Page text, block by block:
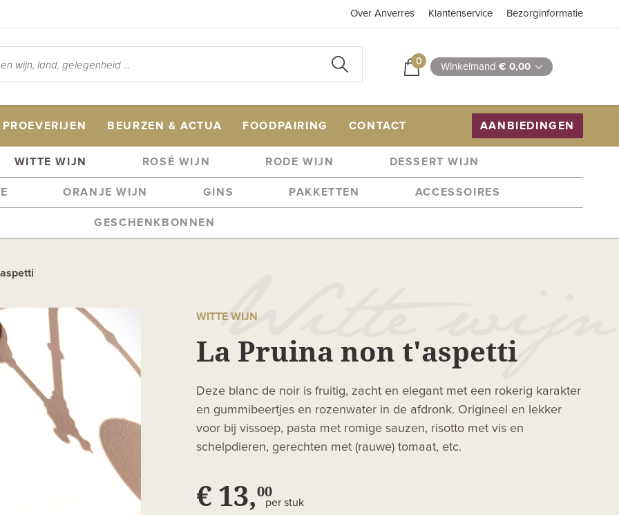
Over Anverres Klantenservice Bezorginformatie
0 Winkelmand € 0,00
PROEVERIJEN BEURZEN & ACTUA FOODPAIRING CONTACT AANBIEDINGEN
WITTE WIJN ROSÉ WIJN RODE WIJN DESSERT WIJN
ORANJE WIJN GINS PAKKETTEN ACCESSOIRES
GESCHENKBONNEN
WITTE WIJN
La Pruina non t'aspetti
Deze blanc de noir is fruitig, zacht en elegant met een rokerig karakter
en gummibeertjes en rozenwater in de afdronk. Origineel en lekker
voor bij vissoep, pasta met romige sauzen, risotto met vis en
schelpdieren, gerechten met (rauwe) tomaat, etc.
€ 13,00
per stuk